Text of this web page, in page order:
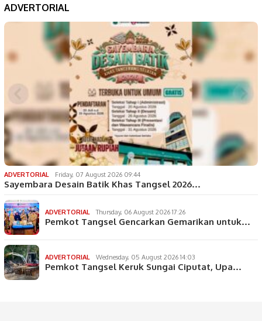
ADVERTORIAL
ADVERTORIAL Friday, 07 August 2026 09:44
Sayembara Desain Batik Khas Tangsel 2026…
ADVERTORIAL Thursday, 06 August 2026 17:26
Pemkot Tangsel Gencarkan Gemarikan untuk…
ADVERTORIAL Wednesday, 05 August 2026 14:03
Pemkot Tangsel Keruk Sungai Ciputat, Upa…